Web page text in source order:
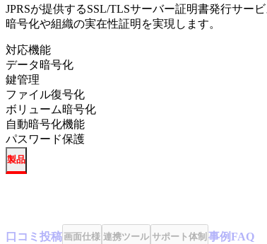
JPRSが提供するSSL/TLSサーバー証明書発行サー
暗号化や組織の実在性証明を実現します。
対応機能
データ暗号化
鍵管理
ファイル復号化
ボリューム暗号化
自動暗号化機能
パスワード保護
製品
口コミ 投稿画面仕様 連携ツール サポート体制 事例FAQ